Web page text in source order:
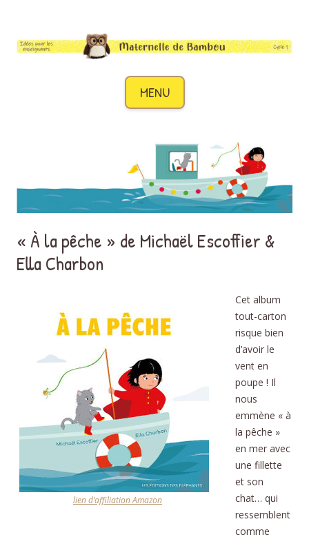
MENU
Aller au contenu
« À la pêche » de Michaël Escoffier &
Ella Charbon
lien d’affiliation Amazon
Cet album
tout-carton
risque bien
d’avoir le
vent en
poupe ! Il
nous
emmène « à
la pêche »
en mer avec
une fillette
et son
chat… qui
ressemblent
comme